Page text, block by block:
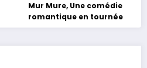
Mur Mure, Une comédie
romantique en tournée